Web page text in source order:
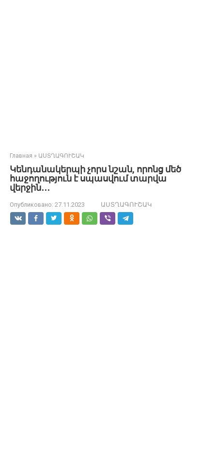
Главная » ԱՍՏՂԱԳՈՒՇԱԿ
Կենդանակերպի չորս նշան, որոնց մեծ
հաջողություն է սպասվում տարվա
վերջին․․․
Опубликовано: 27.11.2023 ԱՍՏՂԱԳՈՒՇԱԿ